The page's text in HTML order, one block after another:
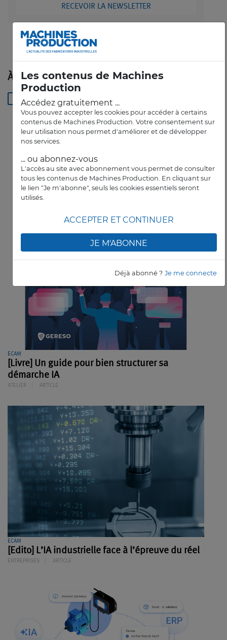
Les contenus de Machines
Production
Accédez gratuitement ...
Vous pouvez accepter les cookies pour accéder à certains
contenus de Machines Production. Votre consentement sur
leur utilisation nous permet d'améliorer et de développer
nos services.
... ou abonnez-vous
L'accès au site avec abonnement vous permet de consulter
tous les contenus de Machines Production. En cliquant sur
le lien "Je m'abonne", seuls les cookies essentiels seront
utilisés.
ACCEPTER ET CONTINUER
JE M'ABONNE
Déjà abonné ? Je me connecte
RECEVOIR LA NEWSLETTER
À LIRE AUSSI
abrasif
ECAM
[Livre] Un guide pour bien structurer sa
démarche IA
ATELIER ARTICLE
ECAM
[Edito] L’IA industrielle face à l’épreuve du réel
ENTREPRISES ARTICLE